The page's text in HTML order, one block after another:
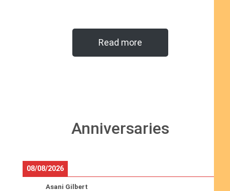
Read more
Anniversaries
08/08/2026
Asani Gilbert